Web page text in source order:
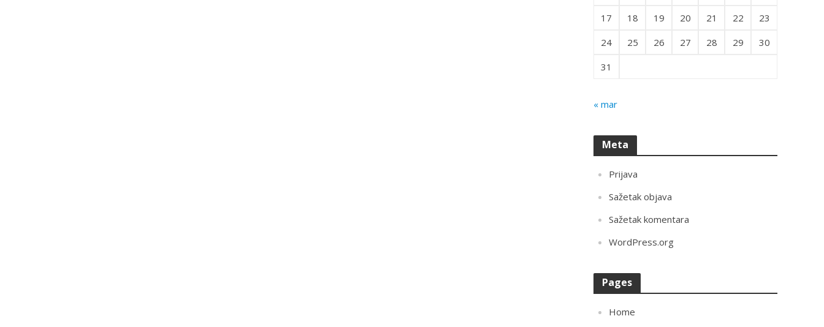
17
18 19 20 21 22
23
24
25 26 27 28 29
30
31
« mar
Meta
Prijava
Sažetak objava
Sažetak komentara
WordPress.org
Pages
Home